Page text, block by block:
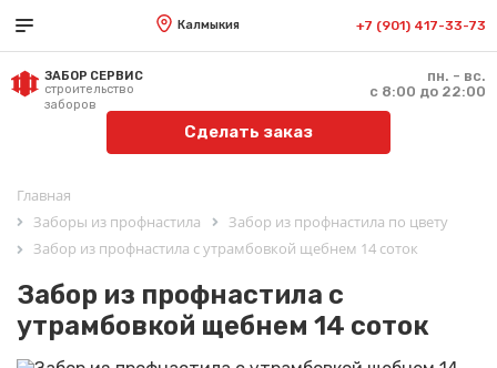
Калмыкия +7 (901) 417-33-73
ЗАБОР СЕРВИС
строительство
заборов
пн. - вс.
с 8:00 до 22:00
Сделать заказ
Главная
Заборы из профнастила
Забор из профнастила по цвету
Забор из профнастила с утрамбовкой щебнем 14 соток
Забор из профнастила с
утрамбовкой щебнем 14 соток